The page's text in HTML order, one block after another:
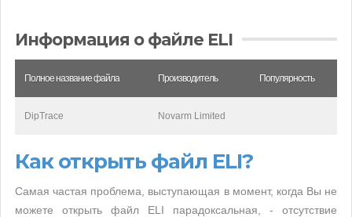
Информация о файле ELI
Полное название файла Производитель Популярность
DipTrace Novarm Limited
Как открыть файл ELI?
Самая частая проблема, выступающая в момент, когда Вы не
можете открыть файл ELI парадоксальная, - отсутствие